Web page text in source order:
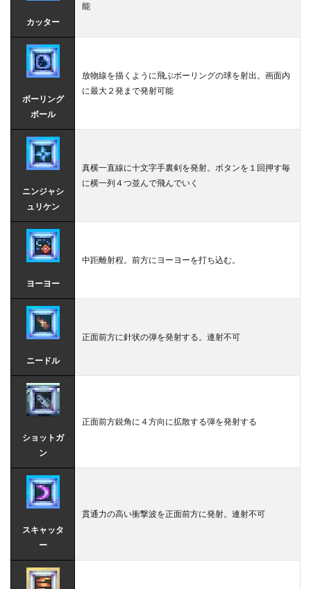
カッター
能
ボーリング
ボール
放物線を描くように飛ぶボーリングの球を射出。画面内
に最大２発まで発射可能
ニンジャシ
ュリケン
真横一直線に十文字手裏剣を発射。ボタンを１回押す毎
に横一列４つ並んで飛んでいく
ヨーヨー
中距離射程。前方にヨーヨーを打ち込む。
ニードル
正面前方に針状の弾を発射する。連射不可
ショットガ
ン
正面前方鋭角に４方向に拡散する弾を発射する
スキャッタ
ー
貫通力の高い衝撃波を正面前方に発射。連射不可